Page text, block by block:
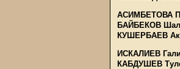
АСИМБЕТОВА
БАЙБЕКОВ
КУШЕРБАЕВ
ИСКАЛИЕВ Гали
КАБДУШЕВ